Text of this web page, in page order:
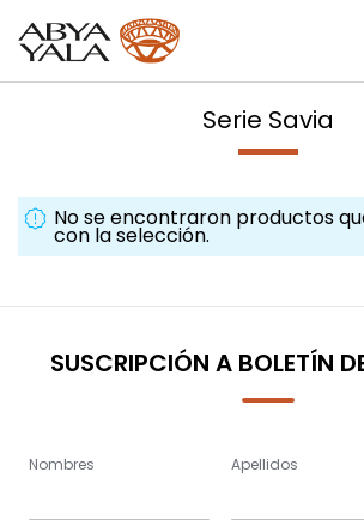
Serie Savia
No se encontraron productos
con la selección.
SUSCRIPCIÓN A BOLETÍN
Nombres Apellidos